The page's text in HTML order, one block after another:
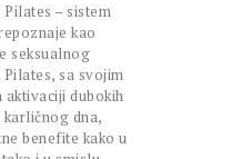
– sistem
kao
seksualnog
sa svojim
dubokih
karličnog dna,
benefite kako u